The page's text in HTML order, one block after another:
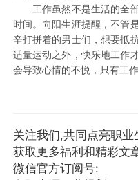
工作虽然不是生活的全部
时间。向阳生涯提醒，不管
辛打拼着的男士们，想要抵
适量运动之外，快乐地工作
会导致心情的不悦，只有工
关注我们,共同点亮职业
获取更多福利和精彩文
微信官方订阅号: